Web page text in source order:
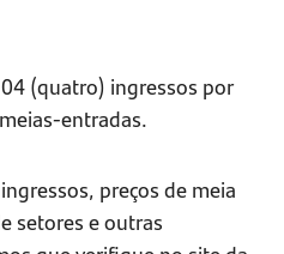
(quatro) ingressos por
entradas.
preços de meia
setores e outras